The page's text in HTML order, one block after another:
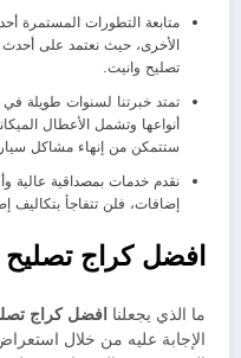
متابعة التطورات المستمرة
الأخرى، حيث نعتمد على أحدث
تصليح وانيت.
تمتد خبرتنا لسنوات طويلة
أنواعها وتشمل الأعطال
ستتمكن من إنهاء مشاكل
نقدم خدمات بمصداقية عالية
إضافات، فلن تتفاجأ بتكاليف
افضل كراج تصليح
ما الذي يجعلنا افضل كراج
الإجابة عليه من خلال